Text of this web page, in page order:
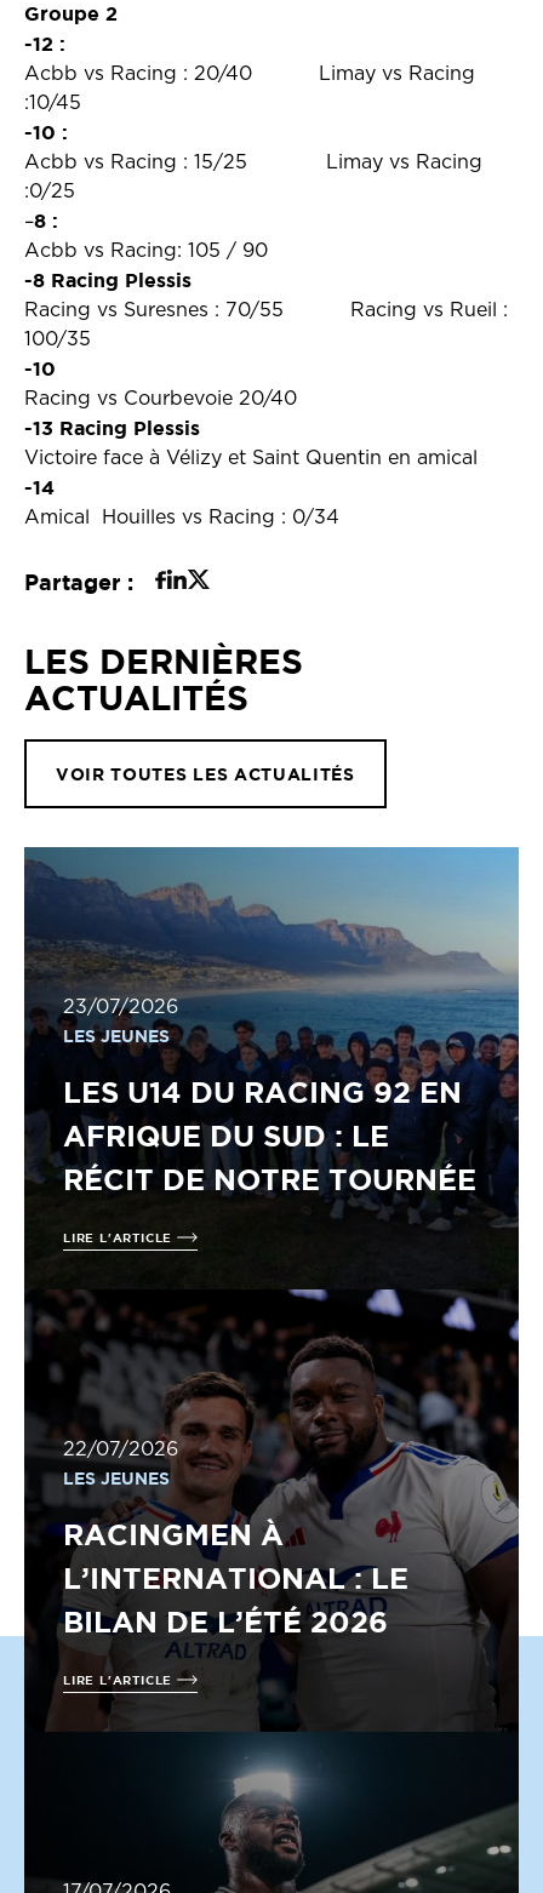
Groupe 2
-12 :
Acbb vs Racing : 20/40 Limay vs Racing
:10/45
-10 :
Acbb vs Racing : 15/25
Limay vs Racing
:0/25
–8 :
Acbb vs Racing: 105 / 90
-8 Racing Plessis
Racing vs Suresnes : 70/55 Racing vs Rueil :
100/35
-10
Racing vs Courbevoie 20/40
-13 Racing Plessis
Victoire face à Vélizy et Saint Quentin en amical
-14
Amical Houilles vs Racing : 0/34
Partager :
LES DERNIÈRES
ACTUALITÉS
VOIR TOUTES LES ACTUALITÉS
23/07/2026
LES JEUNES
LES U14 DU RACING 92 EN
AFRIQUE DU SUD : LE
RÉCIT DE NOTRE TOURNÉE
LIRE L'ARTICLE
22/07/2026
LES JEUNES
RACINGMEN À
L’INTERNATIONAL : LE
BILAN DE L’ÉTÉ 2026
LIRE L'ARTICLE